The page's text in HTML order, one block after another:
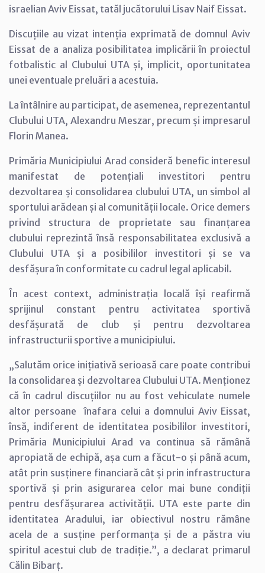
israelian Aviv Eissat, tatăl jucătorului Lisav Naif Eissat.
Discuțiile au vizat intenția exprimată de domnul Aviv
Eissat de a analiza posibilitatea implicării în proiectul
fotbalistic al Clubului UTA și, implicit, oportunitatea
unei eventuale preluări a acestuia.
La întâlnire au participat, de asemenea, reprezentantul
Clubului UTA, Alexandru Meszar, precum și impresarul
Florin Manea.
Primăria Municipiului Arad consideră benefic interesul
manifestat de potențiali investitori pentru
dezvoltarea și consolidarea clubului UTA, un simbol al
sportului arădean și al comunității locale. Orice demers
privind structura de proprietate sau finanțarea
clubului reprezintă însă responsabilitatea exclusivă a
Clubului UTA și a posibililor investitori și se va
desfășura în conformitate cu cadrul legal aplicabil.
În acest context, administrația locală își reafirmă
sprijinul constant pentru activitatea sportivă
desfășurată de club și pentru dezvoltarea
infrastructurii sportive a municipiului.
„Salutăm orice inițiativă serioasă care poate contribui
la consolidarea și dezvoltarea Clubului UTA. Menționez
că în cadrul discuțiilor nu au fost vehiculate numele
altor persoane înafara celui a domnului Aviv Eissat,
însă, indiferent de identitatea posibililor investitori,
Primăria Municipiului Arad va continua să rămână
apropiată de echipă, așa cum a făcut-o și până acum,
atât prin susținere financiară cât și prin infrastructura
sportivă și prin asigurarea celor mai bune condiții
pentru desfășurarea activității. UTA este parte din
identitatea Aradului, iar obiectivul nostru rămâne
acela de a susține performanța și de a păstra viu
spiritul acestui club de tradiție.”, a declarat primarul
Călin Bibarț.